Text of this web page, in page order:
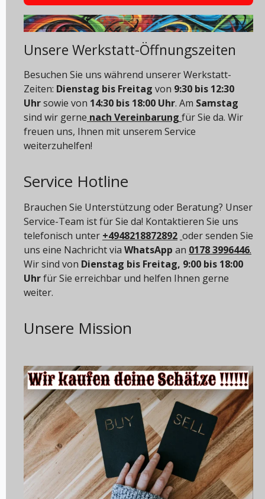
Unsere Werkstatt-Öffnungszeiten
Besuchen Sie uns während unserer Werkstatt-
Zeiten: Dienstag bis Freitag von 9:30 bis 12:30
Uhrsowie von 14:30 bis 18:00 Uhr. Am Samstag
sind wir gerne nach Vereinbarung für Sie da. Wir
freuen uns, Ihnen mit unserem Service
weiterzuhelfen!
Service Hotline
Brauchen Sie Unterstützung oder Beratung? Unser
Service-Team ist für Sie da! Kontaktieren Sie uns
telefonisch unter +4948218872892 oder senden Sie
uns eine Nachricht via WhatsApp an 0178 3996446.
Wir sind von Dienstag bis Freitag, 9:00 bis 18:00
Uhrfür Sie erreichbar und helfen Ihnen gerne
weiter.
Unsere Mission